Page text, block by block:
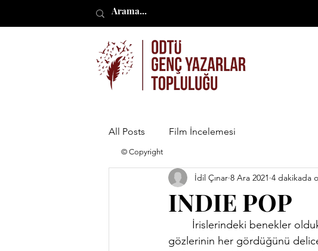
All Posts Film İncelemesi
INDIE POP
İdil Çınar 8 Ara 2021 4 dakikada
gözlerinin her gördüğünü
© Copyright